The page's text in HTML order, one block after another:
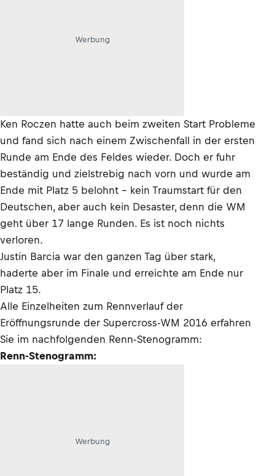
Werbung
Ken Roczen hatte auch beim zweiten Start Probleme
und fand sich nach einem Zwischenfall in der ersten
Runde am Ende des Feldes wieder. Doch er fuhr
beständig und zielstrebig nach vorn und wurde am
Ende mit Platz 5 belohnt - kein Traumstart für den
Deutschen, aber auch kein Desaster, denn die WM
geht über 17 lange Runden. Es ist noch nichts
verloren.
Justin Barcia war den ganzen Tag über stark,
haderte aber im Finale und erreichte am Ende nur
Platz 15.
Alle Einzelheiten zum Rennverlauf der
Eröffnungsrunde der Supercross-WM 2016 erfahren
Sie im nachfolgenden Renn-Stenogramm:
Renn-Stenogramm:
Werbung